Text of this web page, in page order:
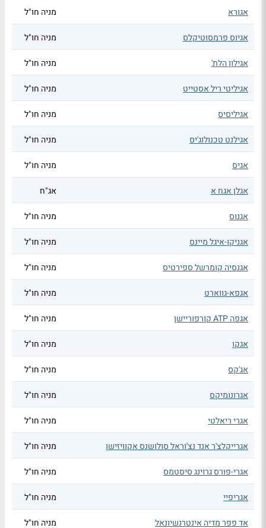
אגורא מניה חו"ל
אגיוס פרמסוטיקלס מניה חו"ל
אגילון הלת' מניה חו"ל
אגיליטי ריל אסטייט מניה חו"ל
אגיליסיס מניה חו"ל
אגילנט טכנולוג'יס מניה חו"ל
אגיס מניה חו"ל
אגלן אגח א אג"ח
אגנוס מניה חו"ל
אגניקו-איגל מיינס מניה חו"ל
אגנסיה קומרשל ספירטיס מניה חו"ל
אגפא-גווארט מניה חו"ל
אגפה ATP קורפוריישן מניה חו"ל
אגקו מניה חו"ל
אג'קס מניה חו"ל
אגרונומיקס מניה חו"ל
אגרי ריאלטי מניה חו"ל
אגרייקלצ'ר אנד נצ'וראל סולושנס אקוויזישן מניה חו"ל
אגרי-פורס גרוינג סיסטמס מניה חו"ל
אגריפיי מניה חו"ל
אד פפר מדיה אינטרנשיונאל מניה חו"ל